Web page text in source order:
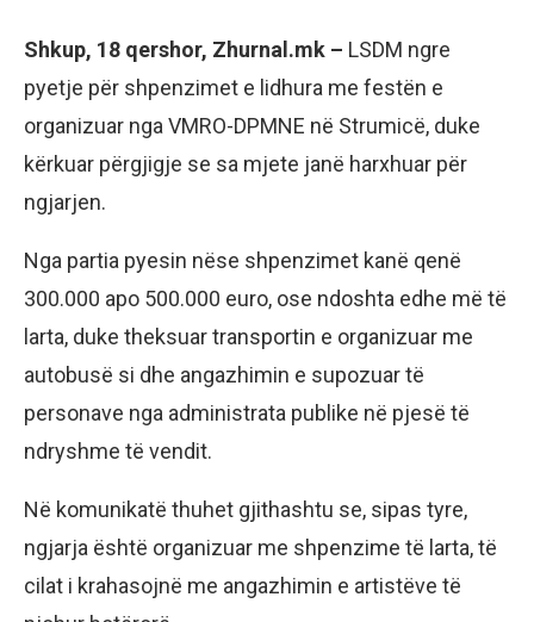
Shkup, 18 qershor, Zhurnal.mk – LSDM ngre
pyetje për shpenzimet e lidhura me festën e
organizuar nga VMRO-DPMNE në Strumicë, duke
kërkuar përgjigje se sa mjete janë harxhuar për
ngjarjen.
Nga partia pyesin nëse shpenzimet kanë qenë
300.000 apo 500.000 euro, ose ndoshta edhe më të
larta, duke theksuar transportin e organizuar me
autobusë si dhe angazhimin e supozuar të
personave nga administrata publike në pjesë të
ndryshme të vendit.
Në komunikatë thuhet gjithashtu se, sipas tyre,
ngjarja është organizuar me shpenzime të larta, të
cilat i krahasojnë me angazhimin e artistëve të